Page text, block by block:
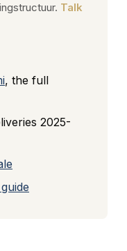
Talk
, the full
2025-